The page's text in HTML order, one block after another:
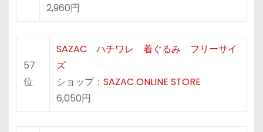
2,960円
57
位
SAZAC ハチワレ 着ぐるみ フリーサイ
ズ
ショップ： SAZAC ONLINE STORE
6,050円